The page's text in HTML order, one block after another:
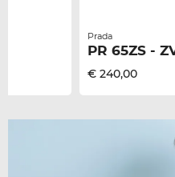
€ 240,00
Prada
PR 65ZS -